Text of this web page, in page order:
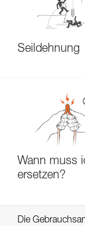
Seildehnung
Wann muss
ersetzen?
Die